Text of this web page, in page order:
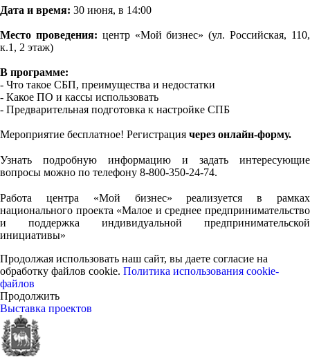
Дата и время: 30 июня, в 14:00
Место проведения: центр «Мой бизнес» (ул. Российская, 110,
к.1, 2 этаж)
В программе:
- Что такое СБП, преимущества и недостатки
- Какое ПО и кассы использовать
- Предварительная подготовка к настройке СПБ
Мероприятие бесплатное! Регистрация через онлайн-форму.
Узнать подробную информацию и задать интересующие
вопросы можно по телефону 8-800-350-24-74.
Работа центра «Мой бизнес» реализуется в рамках
национального проекта «Малое и среднее предпринимательство
и поддержка индивидуальной предпринимательской
инициативы»
Продолжая использовать наш сайт, вы даете согласие на
обработку файлов cookie. Политика использования cookie-
файлов
Продолжить
Выставка проектов